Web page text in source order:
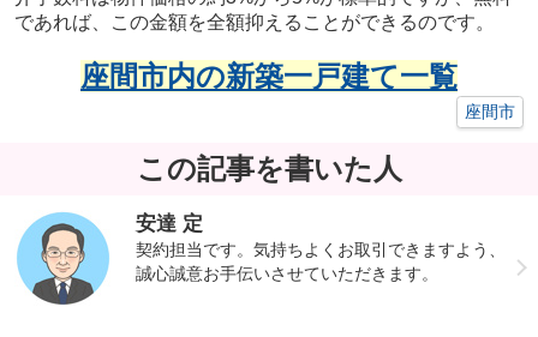
であれば、この金額を全額抑えることができるのです。
座間市内の新築一戸建て一覧
座間市
この記事を書いた人
安達 定
契約担当です。気持ちよくお取引できますよう、
誠心誠意お手伝いさせていただきます。